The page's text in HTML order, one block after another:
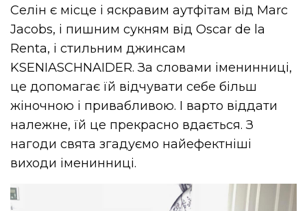
Селін є місце і яскравим аутфітам від Marc
Jacobs, і пишним сукням від Oscar de la
Renta, і стильним джинсам
KSENIASCHNAIDER. За словами іменинниці,
це допомагає їй відчувати себе більш
жіночною і привабливою. І варто віддати
належне, їй це прекрасно вдається. З
нагоди свята згадуємо найефектніші
виходи іменинниці.